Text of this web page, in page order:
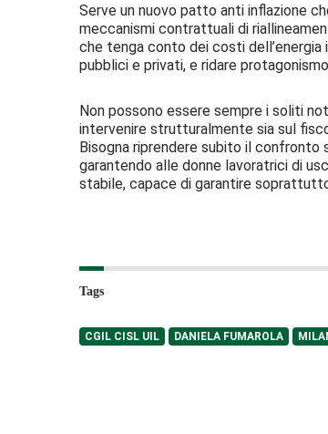
Serve un nuovo patto anti inflazione
meccanismi contrattuali di
che tenga conto dei costi
pubblici e privati, e ridare
Non possono essere sempre i soliti
intervenire strutturalmente sia sul
Bisogna riprendere subito il confronto
garantendo alle donne lavoratrici di
stabile, capace di garantire
Tags
CGIL CISL UIL DANIELA FUMAROLA